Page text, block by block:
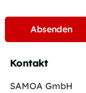
Kontakt
SAMOA GmbH